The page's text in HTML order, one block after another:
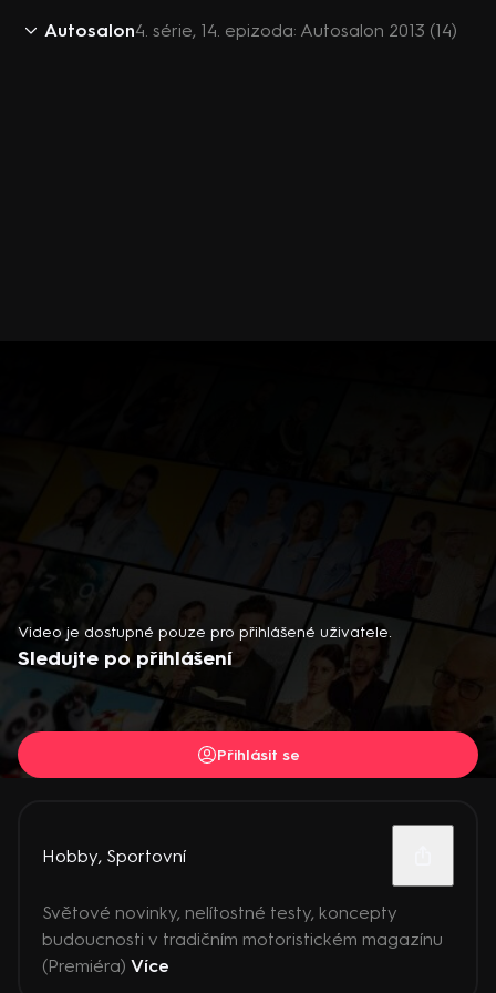
Autosalon4. série, 14. epizoda: Autosalon 2013 (14)
Video je dostupné pouze pro přihlášené uživatele.
Sledujte po přihlášení
Přihlásit se
Hobby, Sportovní
Světové novinky, nelítostné testy, koncepty
budoucnosti v tradičním motoristickém magazínu
(Premiéra) Více